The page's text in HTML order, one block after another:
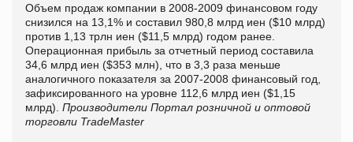
Объем продаж компании в 2008-2009 финансовом году
снизился на 13,1% и составил 980,8 млрд иен ($10 млрд)
против 1,13 трлн иен ($11,5 млрд) годом ранее.
Операционная прибыль за отчетный период составила
34,6 млрд иен ($353 млн), что в 3,3 раза меньше
аналогичного показателя за 2007-2008 финансовый год,
зафиксированного на уровне 112,6 млрд иен ($1,15
млрд). Производители Портал розничной и оптовой
торговли TradeMaster